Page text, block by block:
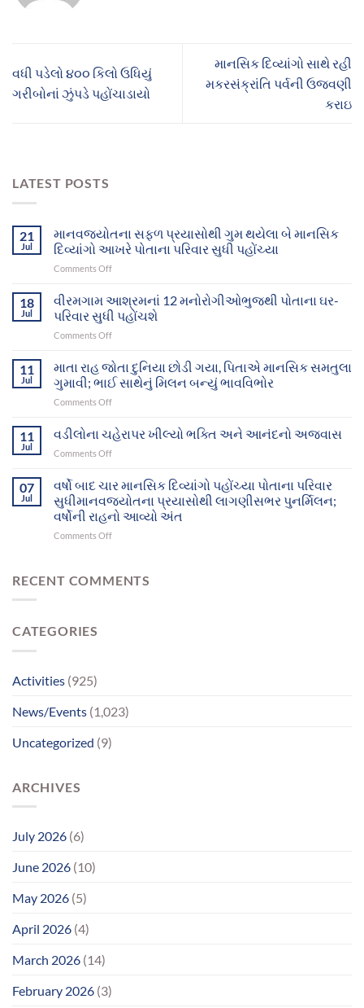
વધી પડેલો ૪૦૦ કિલો ઉધિયું
ગરીબોનાં ઝુંપડે પહોંચાડાયો
માનસિક દિવ્યાંગો સાથે રહી
મકરસંક્રાંતિ પર્વની ઉજવણી
કરાઇ
LATEST POSTS
21
Jul
માનવજ્યોતના સફળ પ્રયાસોથી ગુમ થયેલા બે માનસિક
દિવ્યાંગો આખરે પોતાના પરિવાર સુધી પહોંચ્યા
Comments Offon
પ્રયાસોથી
ગુમ
થયેલા
માનસિક
દિવ્યાંગો
સુધી
18
Jul
વીરમગામ આશ્રમનાં 12 મનોરોગીઓભુજથી પોતાના ઘર-
પરિવાર સુધી પહોંચશે
Comments Offon
આશ્રમનાં
12
મનોરોગીઓભુજથી
પોતાના
પરિવાર
સુધી
11
Jul
માતા રાહ જોતા દુનિયા છોડી ગયા, પિતાએ માનસિક સમતુલા
ગુમાવી; ભાઈ સાથેનું મિલન બન્યું ભાવવિભોર
Comments Offon
રાહ
જોતા
દુનિયા
ગયા,
પિતાએ
માનસિક
મિલન
11
Jul
વડીલોના ચહેરાપર ખીલ્યો ભક્તિ અને આનંદનો અજવાસ
Comments Offon
ખીલ્યો
ભક્તિ
અને
આનંદનો
07
Jul
વર્ષો બાદ ચાર માનસિક દિવ્યાંગો પહોંચ્યા પોતાના પરિવાર
સુધીમાનવજ્યોતના પ્રયાસોથી લાગણીસભર પુનર્મિલન;
વર્ષોની રાહનો આવ્યો અંત
Comments Offon
ચાર
વર્ષોની
RECENT COMMENTS
CATEGORIES
Activities (925)
News/Events (1,023)
Uncategorized (9)
ARCHIVES
July 2026 (6)
June 2026 (10)
May 2026 (5)
April 2026 (4)
March 2026 (14)
February 2026 (3)